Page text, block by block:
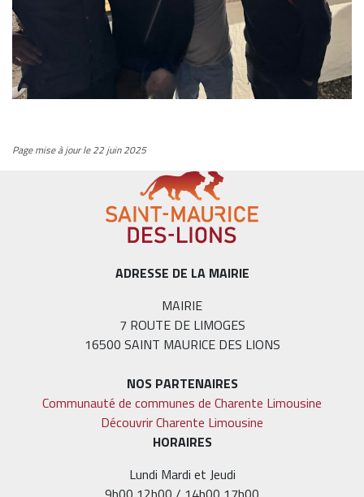
Page mise à jour le 22 juin 2025
ADRESSE DE LA MAIRIE
MAIRIE
7 ROUTE DE LIMOGES
16500 SAINT MAURICE DES LIONS
NOS PARTENAIRES
Communauté de communes de Charente Limousine
Découvrir Charente Limousine
HORAIRES
Lundi Mardi et Jeudi